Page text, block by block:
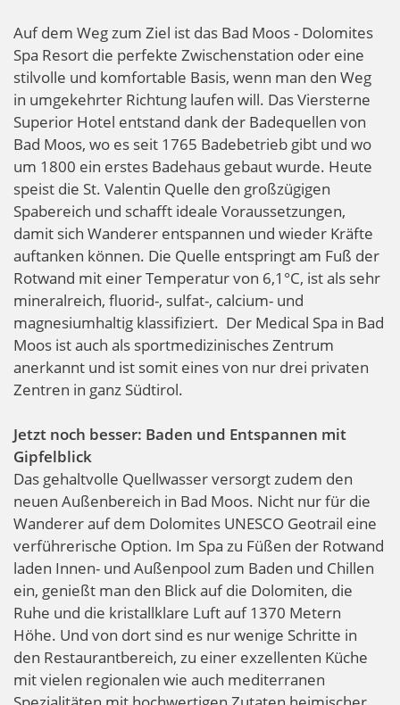
Auf dem Weg zum Ziel ist das Bad Moos - Dolomites
Spa Resort die perfekte Zwischenstation oder eine
stilvolle und komfortable Basis, wenn man den Weg
in umgekehrter Richtung laufen will. Das Viersterne
Superior Hotel entstand dank der Badequellen von
Bad Moos, wo es seit 1765 Badebetrieb gibt und wo
um 1800 ein erstes Badehaus gebaut wurde. Heute
speist die St. Valentin Quelle den großzügigen
Spabereich und schafft ideale Voraussetzungen,
damit sich Wanderer entspannen und wieder Kräfte
auftanken können. Die Quelle entspringt am Fuß der
Rotwand mit einer Temperatur von 6,1°C, ist als sehr
mineralreich, fluorid-, sulfat-, calcium- und
magnesiumhaltig klassifiziert. Der Medical Spa in Bad
Moos ist auch als sportmedizinisches Zentrum
anerkannt und ist somit eines von nur drei privaten
Zentren in ganz Südtirol.
Jetzt noch besser: Baden und Entspannen mit
Gipfelblick
Das gehaltvolle Quellwasser versorgt zudem den
neuen Außenbereich in Bad Moos. Nicht nur für die
Wanderer auf dem Dolomites UNESCO Geotrail eine
verführerische Option. Im Spa zu Füßen der Rotwand
laden Innen- und Außenpool zum Baden und Chillen
ein, genießt man den Blick auf die Dolomiten, die
Ruhe und die kristallklare Luft auf 1370 Metern
Höhe. Und von dort sind es nur wenige Schritte in
den Restaurantbereich, zu einer exzellenten Küche
mit vielen regionalen wie auch mediterranen